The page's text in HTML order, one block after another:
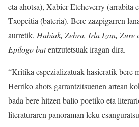
eta ahotsa), Xabier Etcheverry (arrabita
Txopeitia (bateria). Bere zazpigarren
aurretik, Habiak, Zebra, Irla Izan, Zure
Epilogo batentzutetsuak iragan dira.
“Kritika espezializatuak hasieratik bere
Herriko ahots garrantzitsuenen artean
bada bere hitzen balio poetiko eta
literaturaren panoraman leku